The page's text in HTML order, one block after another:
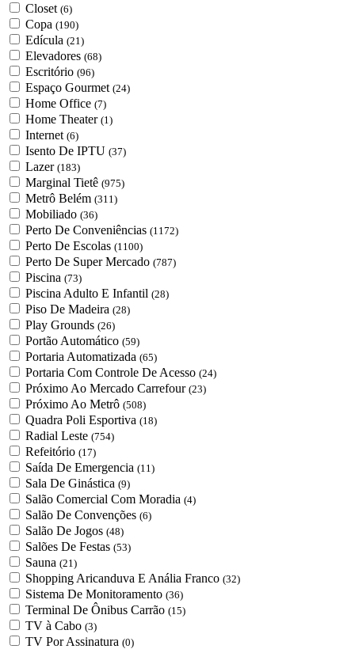
Closet (6)
Copa (190)
Edícula (21)
Elevadores (68)
Escritório (96)
Espaço Gourmet (24)
Home Office (7)
Home Theater (1)
Internet (6)
Isento De IPTU (37)
Lazer (183)
Marginal Tietê (975)
Metrô Belém (311)
Mobiliado (36)
Perto De Conveniências (1172)
Perto De Escolas (1100)
Perto De Super Mercado (787)
Piscina (73)
Piscina Adulto E Infantil (28)
Piso De Madeira (28)
Play Grounds (26)
Portão Automático (59)
Portaria Automatizada (65)
Portaria Com Controle De Acesso (24)
Próximo Ao Mercado Carrefour (23)
Próximo Ao Metrô (508)
Quadra Poli Esportiva (18)
Radial Leste (754)
Refeitório (17)
Saída De Emergencia (11)
Sala De Ginástica (9)
Salão Comercial Com Moradia (4)
Salão De Convenções (6)
Salão De Jogos (48)
Salões De Festas (53)
Sauna (21)
Shopping Aricanduva E Anália Franco (32)
Sistema De Monitoramento (36)
Terminal De Ônibus Carrão (15)
TV à Cabo (3)
TV Por Assinatura (0)